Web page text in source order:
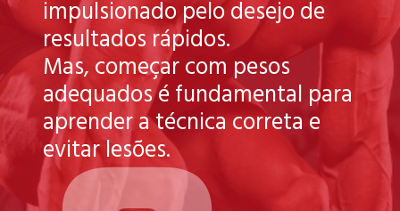
impulsionado pelo desejo de
resultados rápidos.
Mas, começar com pesos
adequados é fundamental para
aprender a técnica correta e
evitar lesões.